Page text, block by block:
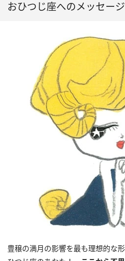
おひつじ座へのメッセージ
豊穣の満月の影響を最も理想的な